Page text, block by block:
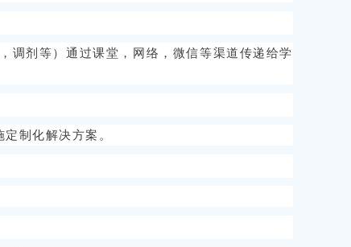
调剂等）通过课堂，网络，微信等渠道传递给学
制化解决方案。